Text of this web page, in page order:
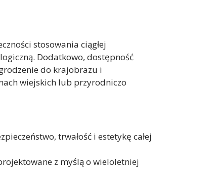
stosowania ciągłej
Dodatkowo, dostępność
do krajobrazu i
wiejskich lub przyrodniczo
trwałość i estetykę całej
z myślą o wieloletniej